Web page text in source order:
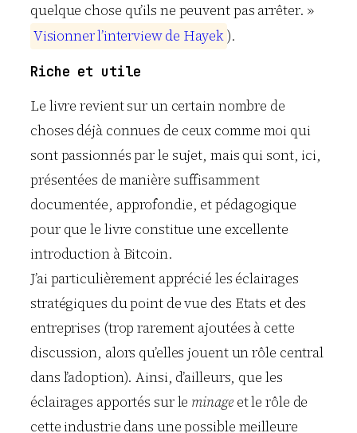
quelque chose qu’ils ne peuvent pas arrêter. »
Visionnerl’interviewde Hayek).
Riche et utile
Le livre revient sur un certain nombre de
choses déjà connues de ceux comme moi qui
sont passionnés par le sujet, mais qui sont, ici,
présentées de manière suffisamment
documentée, approfondie, et pédagogique
pour que le livre constitue une excellente
introduction à Bitcoin.
J’ai particulièrement apprécié les éclairages
stratégiques du point de vue des Etats et des
entreprises (trop rarement ajoutées à cette
discussion, alors qu’elles jouent un rôle central
dans l’adoption). Ainsi, d’ailleurs, que les
éclairages apportés sur le minageet le rôle de
cette industrie dans une possible meilleure